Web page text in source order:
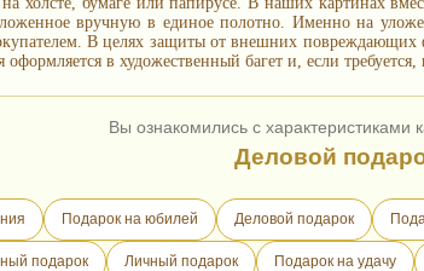
вручную в единое полотно. Именно на
В целях защиты от внешних повреждающих
в художественный багет и, если требуется,
Вы ознакомились с характеристиками
Деловой
Подарок на юбилей Деловой подарок
подарок Личный подарок Подарок на удачу